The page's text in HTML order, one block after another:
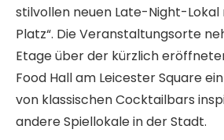
stilvollen neuen Late-Night-Lokal
Platz“. Die Veranstaltungsorte
Etage über der kürzlich
Food Hall am Leicester Square
von klassischen Cocktailbars
andere Spiellokale in der Stadt.